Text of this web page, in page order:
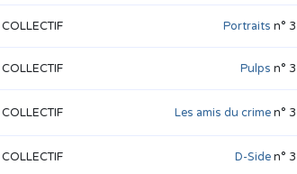
COLLECTIF Portraits n° 3
COLLECTIF Pulps n° 3
COLLECTIF Les amis du crimen° 3
COLLECTIF D-Siden° 3